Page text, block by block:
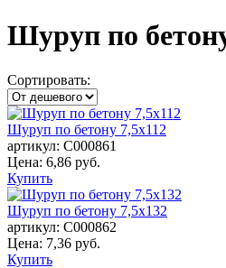
Шуруп по
Сортировать:
Шуруп по бетону 7,5х112
артикул: С000861
Цена: 6,86 руб.
Купить
Шуруп по бетону 7,5х132
артикул: С000862
Цена: 7,36 руб.
Купить